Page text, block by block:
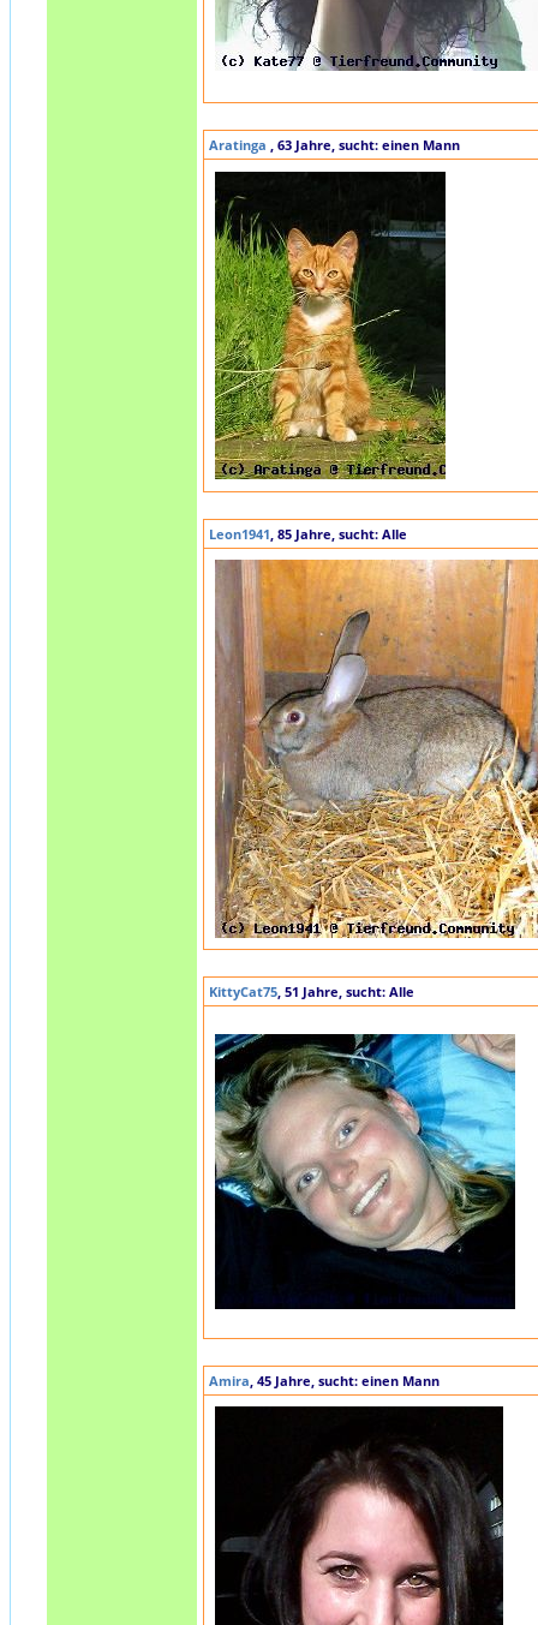
Aratinga , 63 Jahre, sucht: einen Mann
Leon1941, 85 Jahre, sucht: Alle
KittyCat75, 51 Jahre, sucht: Alle
Amira, 45 Jahre, sucht: einen Mann